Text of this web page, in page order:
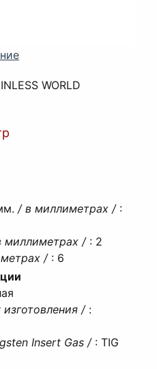
WORLD
/ в миллиметрах / :
миллиметрах / : 2
/ : 6
/ :
Insert Gas / : TIG